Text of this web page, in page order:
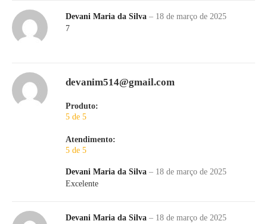
Devani Maria da Silva – 18 de março de 2025
7
devanim514@gmail.com
Produto:
5 de 5
Atendimento:
5 de 5
Devani Maria da Silva – 18 de março de 2025
Excelente
Devani Maria da Silva – 18 de março de 2025